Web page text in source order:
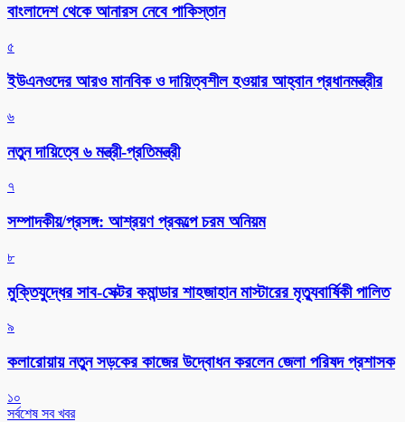
বাংলাদেশ থেকে আনারস নেবে পাকিস্তান
৫
ইউএনওদের আরও মানবিক ও দায়িত্বশীল হওয়ার আহ্বান প্রধানমন্ত্রীর
৬
নতুন দায়িত্বে ৬ মন্ত্রী-প্রতিমন্ত্রী
৭
সম্পাদকীয়/প্রসঙ্গ: আশ্রয়ণ প্রকল্পে চরম অনিয়ম
৮
মুক্তিযুদ্ধের সাব-সেক্টর কমান্ডার শাহজাহান মাস্টারের মৃত্যুবার্ষিকী পালিত
৯
কলারোয়ায় নতুন সড়কের কাজের উদ্বোধন করলেন জেলা পরিষদ প্রশাসক
১০
সর্বশেষ সব খবর